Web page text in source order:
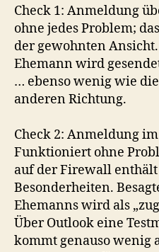
Check 1: Anmeldung
ohne jedes Problem;
der gewohnten
Ehemann wird
… ebenso wenig wie
anderen Richtung.
Check 2: Anmeldung
Funktioniert ohne
auf der Firewall
Besonderheiten.
Ehemanns wird als
Über Outlook eine
kommt genauso wenig